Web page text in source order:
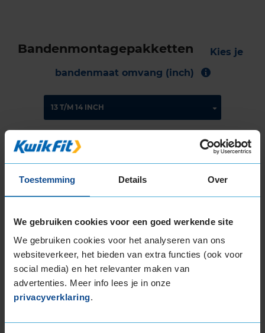
Toestemming Details Over
We gebruiken cookies voor een goed werkende site
We gebruiken cookies voor het analyseren van ons
websiteverkeer, het bieden van extra functies (ook voor
social media) en het relevanter maken van
advertenties. Meer info lees je in onze
privacyverklaring.
Bandenmontagepakketten
Kies je
bandenmaat omvang (inch)
Montage Veilig & Zeker
Per band € 40,-
Stikstof
Bandengarantieplan